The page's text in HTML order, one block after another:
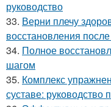
руководство
33. Верни плечу
восстановления
34. Полное
шагом
35. Комплекс
суставе: руководство